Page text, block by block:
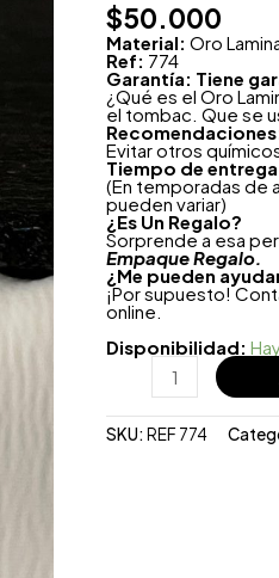
$50.000
Material: Oro
Ref: 774
Garantía: Tiene
¿Qué es el Oro
el tombac. Que se
Evitar otros
Tiempo de
(En temporadas de
pueden variar)
¿ Es Un Regalo?
Sorprende a esa
Empaque Regalo.
¿Me pueden
¡Por supuesto!
online.
Disponibilidad:
SKU: REF 774